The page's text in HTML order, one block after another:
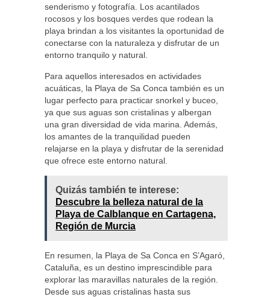
senderismo y fotografía. Los acantilados
rocosos y los bosques verdes que rodean la
playa brindan a los visitantes la oportunidad de
conectarse con la naturaleza y disfrutar de un
entorno tranquilo y natural.
Para aquellos interesados en actividades
acuáticas, la Playa de Sa Conca también es un
lugar perfecto para practicar snorkel y buceo,
ya que sus aguas son cristalinas y albergan
una gran diversidad de vida marina. Además,
los amantes de la tranquilidad pueden
relajarse en la playa y disfrutar de la serenidad
que ofrece este entorno natural.
Quizás también te interese:
Descubre la belleza natural de la
Playa de Calblanque en Cartagena,
Región de Murcia
En resumen, la Playa de Sa Conca en S’Agaró,
Cataluña, es un destino imprescindible para
explorar las maravillas naturales de la región.
Desde sus aguas cristalinas hasta sus